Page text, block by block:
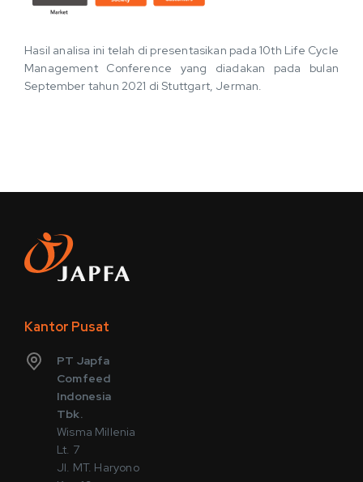
Hasil analisa ini telah di presentasikan pada 10th Life Cycle
Management Conference yang diadakan pada bulan
September tahun 2021 di Stuttgart, Jerman.
Kantor Pusat
PT Japfa
Comfeed
Indonesia
Tbk.
Wisma Millenia
Lt. 7
Jl. MT. Haryono